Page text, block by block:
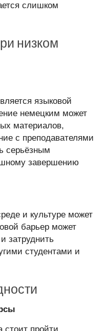
слишком
низком
языковой
немецким может
материалов,
с преподавателями
серьёзным
завершению
и культуре может
барьер может
затруднить
студентами и
стоит пройти